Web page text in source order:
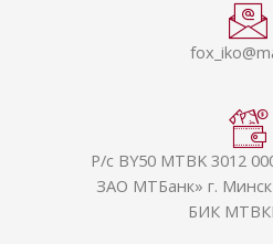
Р/с BY50 MTBK 3012
ЗАО МТБанк» г. Минск
БИК